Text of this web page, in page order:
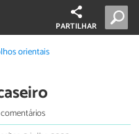
PARTILHAR
orientais